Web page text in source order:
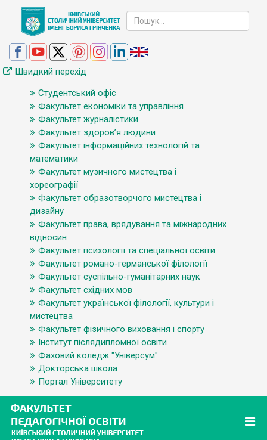
Швидкий перехід
Студентський офіс
Факультет економіки та управління
Факультет журналістики
Факультет здоров’я людини
Факультет інформаційних технологій та
математики
Факультет музичного мистецтва і
хореографії
Факультет образотворчого мистецтва і
дизайну
Факультет права, врядування та міжнародних
відносин
Факультет психології та спеціальної освіти
Факультет романо-германської філології
Факультет суспільно-гуманітарних наук
Факультет східних мов
Факультет української філології, культури і
мистецтва
Факультет фізичного виховання і спорту
Інститут післядипломної освіти
Фаховий коледж "Універсум"
Докторська школа
Портал Університету